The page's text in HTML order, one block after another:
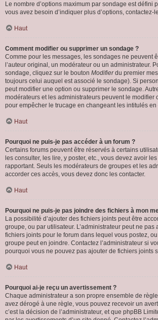
Le nombre d’options maximum par sondage est défini
vous avez besoin d’indiquer plus d’options, contactez-
Haut
Comment modifier ou supprimer un sondage ?
Comme pour les messages, les sondages ne peuvent
l’auteur original, un modérateur ou un administrateur.
sondage, cliquez sur le bouton Modifierdu premier
toujours celui auquel est associé le sondage). Si
peut modifier une option ou supprimer le sondage.
modérateurs et les administrateurs peuvent le modifier
pour empêcher le trucage en changeant les intitulés
Haut
Pourquoi ne puis-je pas accéder à un forum ?
Certains forums peuvent être réservés à certains
les consulter, les lire, y poster, etc., vous devez avoir
rapportant. Seuls les modérateurs de groupes et les
accorder ces accès, vous devez donc les contacter.
Haut
Pourquoi ne puis-je pas joindre des fichiers à mon
La possibilité d’ajouter des fichiers joints peut être
groupe, ou par utilisateur. L’administrateur peut ne pas
fichiers joints pour le forum dans lequel vous postez,
groupe peut en joindre. Contactez l’administrateur si
pourquoi vous ne pouvez pas ajouter de fichiers joints
Haut
Pourquoi ai-je reçu un avertissement ?
Chaque administrateur a son propre ensemble de
avez dérogé à une règle, vous pouvez recevoir un
c’est la décision de l’administrateur, et que phpBB